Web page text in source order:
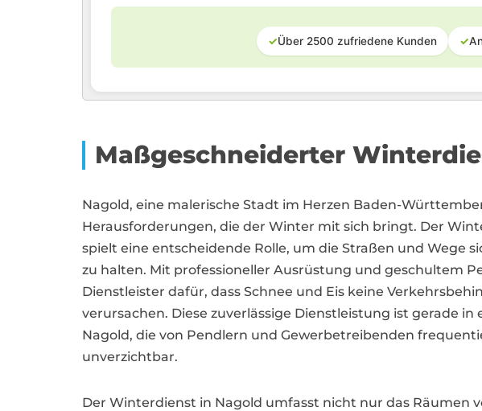
✓Über 2500 zufriedene Kunden ✓
Maßgeschneiderter
Nagold, eine malerische Stadt im Herzen Baden-
Herausforderungen, die der Winter mit sich bringt. Der
spielt eine entscheidende Rolle, um die Straßen und Wege
zu halten. Mit professioneller Ausrüstung und geschultem
Dienstleister dafür, dass Schnee und Eis keine
verursachen. Diese zuverlässige Dienstleistung ist gerade in
Nagold, die von Pendlern und Gewerbetreibenden
unverzichtbar.
Der Winterdienst in Nagold umfasst nicht nur das Räumen